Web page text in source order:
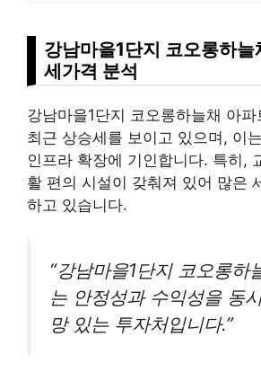
강남마을1단지 코오롱하늘
세가격 분석
강남마을1단지 코오롱하늘채 아파
최근 상승세를 보이고 있으며, 이
인프라 확장에 기인합니다. 특히,
활 편의 시설이 갖춰져 있어 많은
하고 있습니다.
“강남마을1단지 코오롱하
는 안정성과 수익성을 동
망 있는 투자처입니다.”